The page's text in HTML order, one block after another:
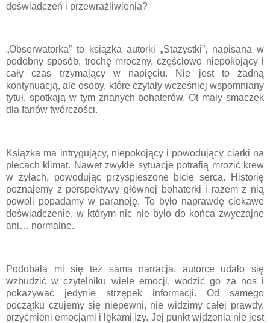
doświadczeń i przewrażliwienia?
„Obserwatorka” to książka autorki „Stażystki”, napisana w
podobny sposób, trochę mroczny, częściowo niepokojący i
cały czas trzymający w napięciu. Nie jest to żadną
kontynuacją, ale osoby, które czytały wcześniej wspomniany
tytuł, spotkają w tym znanych bohaterów. Ot mały smaczek
dla fanów twórczości.
Książka ma intrygujący, niepokojący i powodujący ciarki na
plecach klimat. Nawet zwykłe sytuacje potrafią mrozić krew
w żyłach, powodując przyspieszone bicie serca. Historię
poznajemy z perspektywy głównej bohaterki i razem z nią
powoli popadamy w paranoję. To było naprawdę ciekawe
doświadczenie, w którym nic nie było do końca zwyczajne
ani… normalne.
Podobała mi się też sama narracja, autorce udało się
wzbudzić w czytelniku wiele emocji, wodzić go za nos i
pokazywać jedynie strzępek informacji. Od samego
początku czujemy się niepewni, nie widzimy całej prawdy,
przyćmieni emocjami i lękami Izy. Jej punkt widzenia nie jest